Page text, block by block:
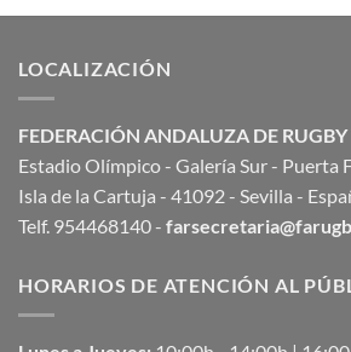
LOCALIZACIÓN
FEDERACIÓN ANDALUZA DE RUGBY
Estadio Olímpico - Galería Sur - Puerta
Isla de la Cartuja - 41092 - Sevilla -
Telf. 954468140 -
HORARIOS DE ATENCIÓN AL